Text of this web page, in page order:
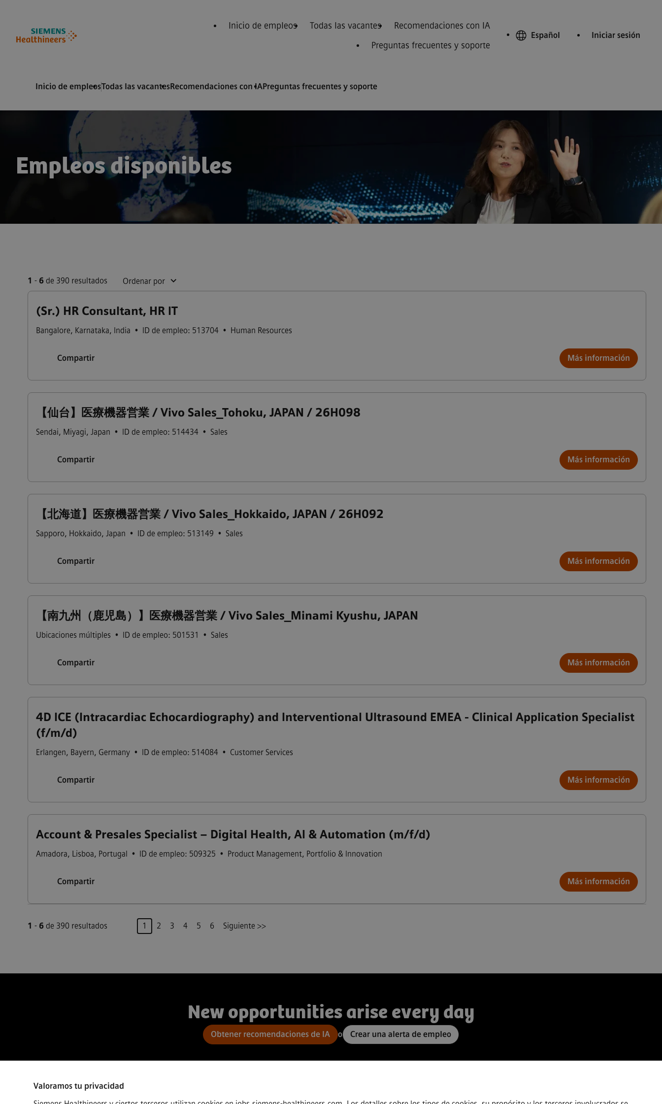
Valoramos tu privacidad
Inicio de empleos Todas las vacantes
Recomendaciones con IA
Preguntas frecuentes y soporte
Español Iniciar sesión
Inicio de empleosTodas las vacantesRecomendaciones con IAPreguntas frecuentes y soporte
Empleos disponibles
1 - 6 de 390 resultados Ordenar por
(Sr.) HR Consultant, HR IT
Bangalore, Karnataka, India • ID de empleo: 513704 • Human Resources
Compartir Más información
【仙台】医療機器営業 / Vivo Sales_Tohoku, JAPAN / 26H098
Sendai, Miyagi, Japan • ID de empleo: 514434 • Sales
Compartir Más información
【北海道】医療機器営業 / Vivo Sales_Hokkaido, JAPAN / 26H092
Sapporo, Hokkaido, Japan • ID de empleo: 513149 • Sales
Compartir Más información
【南九州（鹿児島）】医療機器営業 / Vivo Sales_Minami Kyushu, JAPAN
Ubicaciones múltiples • ID de empleo: 501531 • Sales
Compartir Más información
4D ICE (Intracardiac Echocardiography) and Interventional Ultrasound EMEA - Clinical Application Specialist
(f/m/d)
Erlangen, Bayern, Germany • ID de empleo: 514084 • Customer Services
Compartir Más información
Account & Presales Specialist – Digital Health, AI & Automation (m/f/d)
Amadora, Lisboa, Portugal • ID de empleo: 509325 • Product Management, Portfolio & Innovation
Compartir Más información
1 - 6 de 390 resultados Página
1 2 3 4 5 6 Siguiente >>
New opportunities arise every day
Obtener recomendaciones de IA o Crear una alerta de empleo
Connect